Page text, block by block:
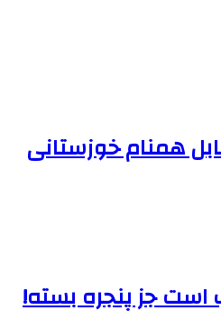
همنام خوزستانی
است جز پنجره بسته!